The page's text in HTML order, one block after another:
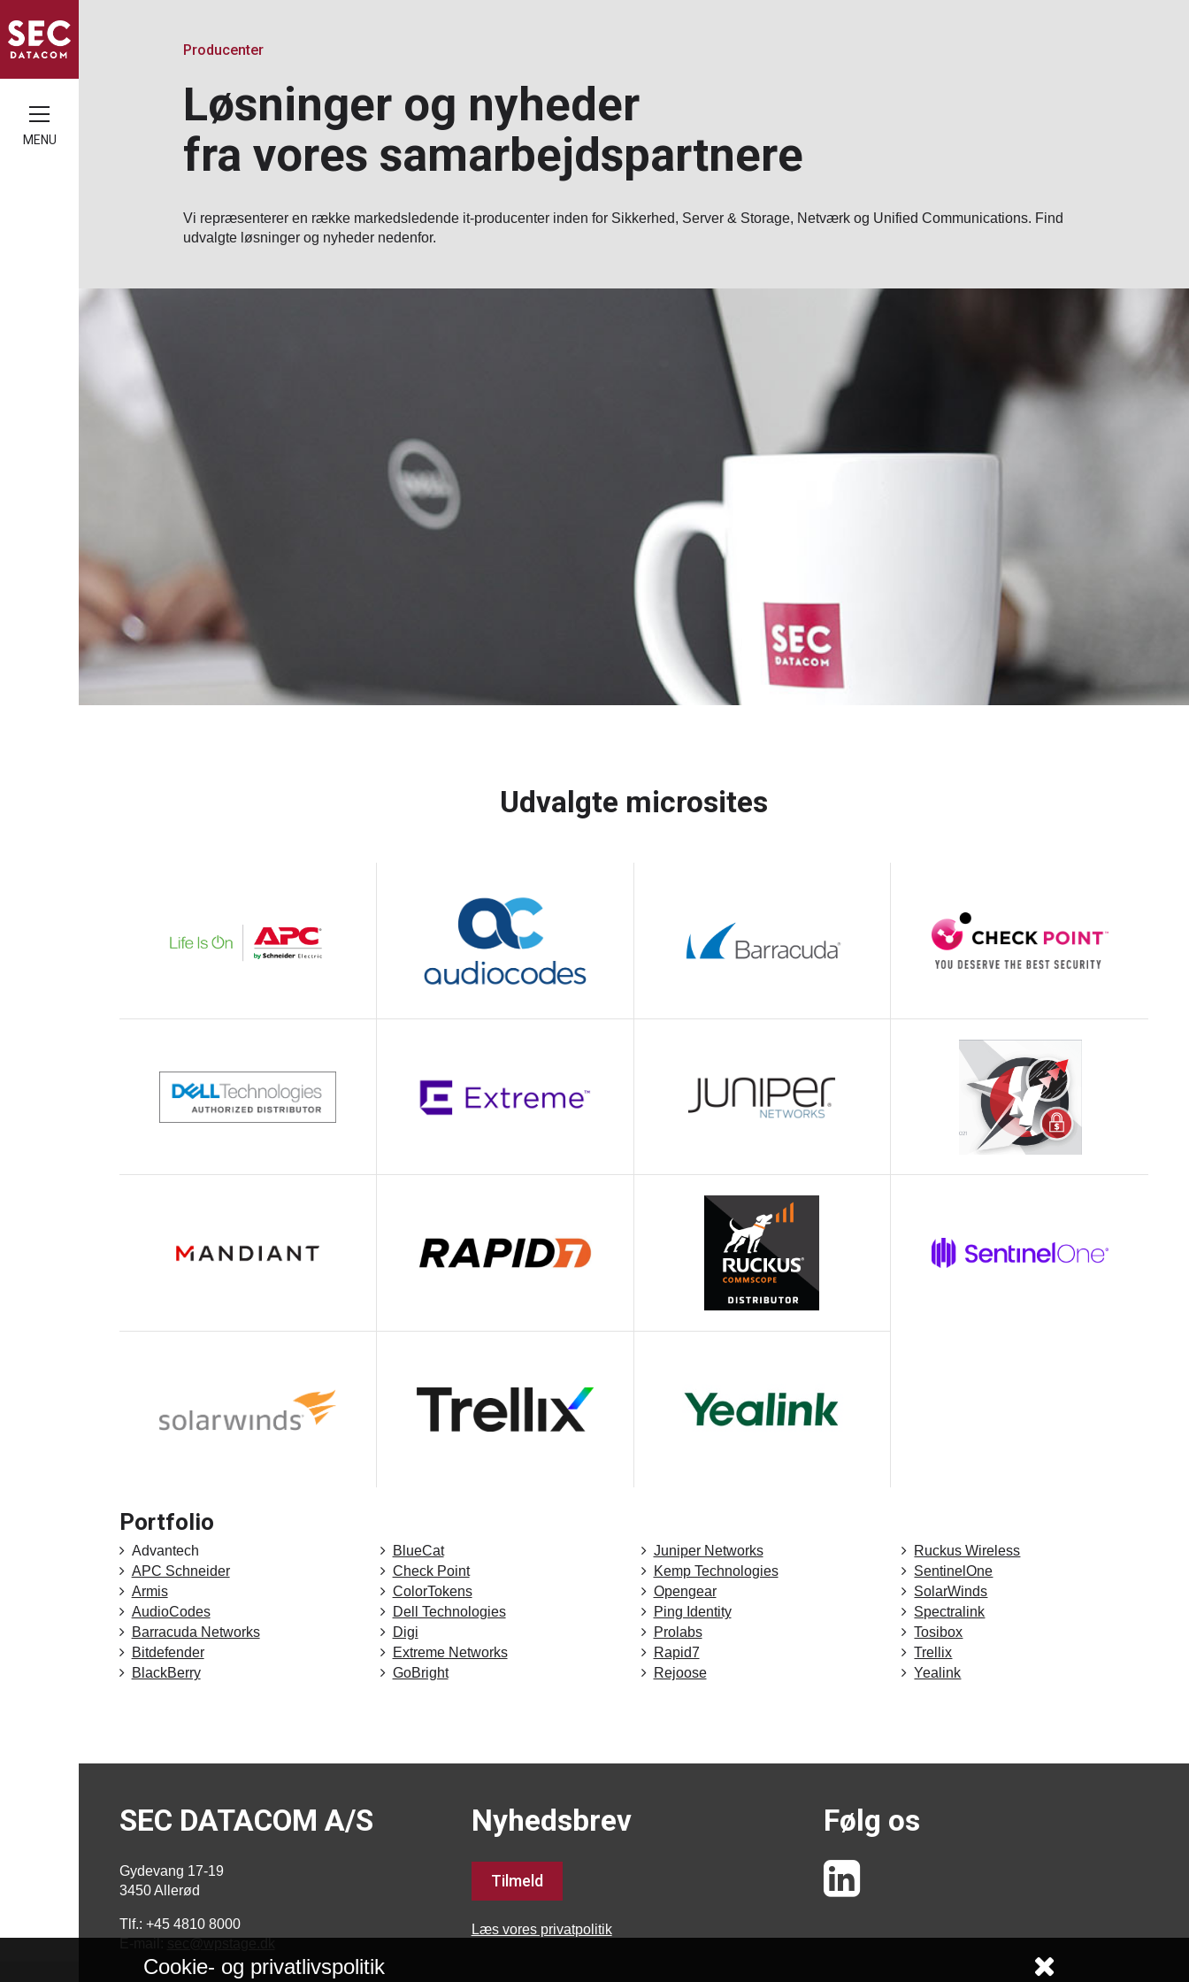
MENU
Producenter
Løsninger og nyheder
fra vores samarbejdspartnere
Vi repræsenterer en række markedsledende it-producenter inden for Sikkerhed, Server & Storage, Netværk og Unified Communications. Find
udvalgte løsninger og nyheder nedenfor.
Udvalgte microsites
Portfolio
Advantech
APC Schneider
Armis
AudioCodes
Barracuda Networks
Bitdefender
BlackBerry
BlueCat
Check Point
ColorTokens
Dell Technologies
Digi
Extreme Networks
GoBright
Juniper Networks
Kemp Technologies
Opengear
Ping Identity
Prolabs
Rapid7
Rejoose
Ruckus Wireless
SentinelOne
SolarWinds
Spectralink
Tosibox
Trellix
Yealink
SEC DATACOM A/S
Gydevang 17-19
3450 Allerød
Tlf.: +45 4810 8000
Nyhedsbrev
Tilmeld
Læs vores privatpolitik
Følg os
Cookie- og privatlivspolitik